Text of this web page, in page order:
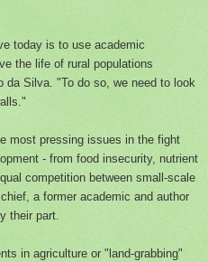
today is to use academic
the life of rural populations
da Silva. "To do so, we need to look
most pressing issues in the fight
- from food insecurity, nutrient
competition between small-scale
a former academic and author
their part.
in agriculture or "land-grabbing"